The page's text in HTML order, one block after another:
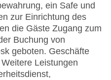
ein Safe und
zur Einrichtung des
die Gäste Zugang zum
Buchung von
geboten. Geschäfte
Leistungen